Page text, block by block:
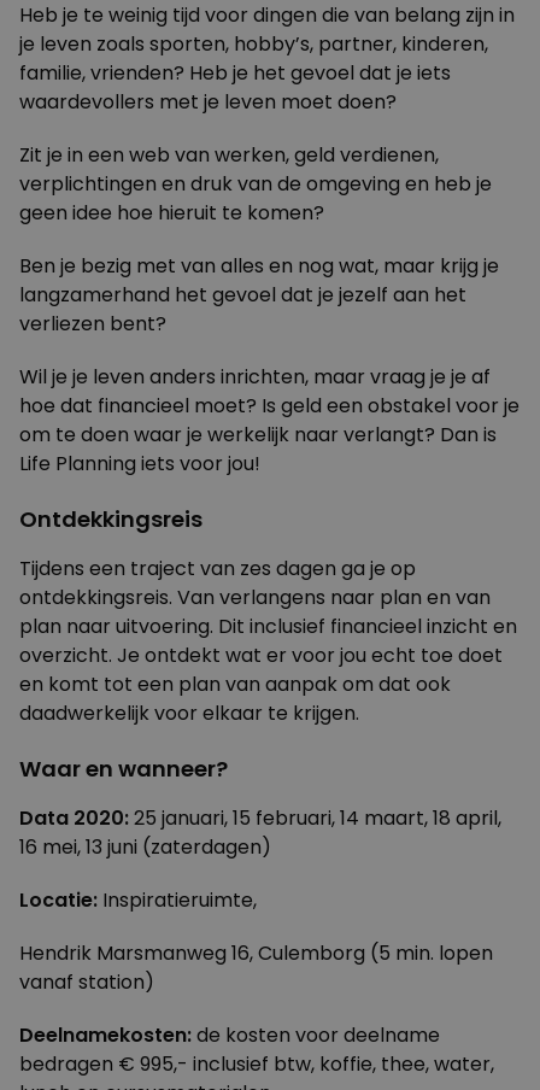
Heb je te weinig tijd voor dingen die van belang zijn in
je leven zoals sporten, hobby’s, partner, kinderen,
familie, vrienden? Heb je het gevoel dat je iets
waardevollers met je leven moet doen?
Zit je in een web van werken, geld verdienen,
verplichtingen en druk van de omgeving en heb je
geen idee hoe hieruit te komen?
Ben je bezig met van alles en nog wat, maar krijg je
langzamerhand het gevoel dat je jezelf aan het
verliezen bent?
Wil je je leven anders inrichten, maar vraag je je af
hoe dat financieel moet? Is geld een obstakel voor je
om te doen waar je werkelijk naar verlangt? Dan is
Life Planning iets voor jou!
Ontdekkingsreis
Tijdens een traject van zes dagen ga je op
ontdekkingsreis. Van verlangens naar plan en van
plan naar uitvoering. Dit inclusief financieel inzicht en
overzicht. Je ontdekt wat er voor jou echt toe doet
en komt tot een plan van aanpak om dat ook
daadwerkelijk voor elkaar te krijgen.
Waar en wanneer?
Data 2020:25 januari, 15 februari, 14 maart, 18 april,
16 mei, 13 juni (zaterdagen)
Locatie: Inspiratieruimte,
Hendrik Marsmanweg 16, Culemborg (5 min. lopen
vanaf station)
Deelnamekosten:de kosten voor deelname
bedragen € 995,- inclusief btw, koffie, thee, water,